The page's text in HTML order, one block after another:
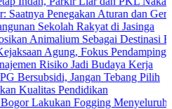
Aturan dan Gerakan
Rakyat di Jasinga
Sebagai Destinasi Edukasi
Fokus Pendampingan Hukum
Jadi Budaya Kerja
Jangan Tebang Pilih
Pendidikan
Fogging Menyeluruh